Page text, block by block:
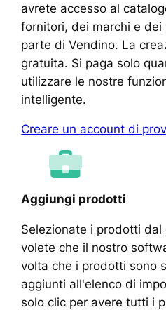
avrete accesso al
fornitori, dei marchi e
parte di Vendino. La
gratuita. Si paga solo
utilizzare le nostre
intelligente.
Creare un account di
Aggiungi prodotti
Selezionate i prodotti
volete che il nostro
volta che i prodotti sono
aggiunti all'elenco di
solo clic per avere tutti i